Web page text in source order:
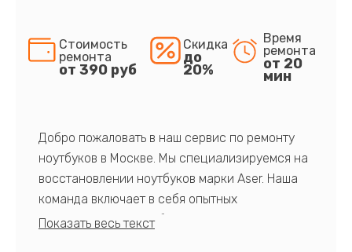
Стоимость
ремонта
от 390 руб
Скидка
до
20%
Время
ремонта
от 20
мин
Добро пожаловать в наш сервис по ремонту
ноутбуков в Москве. Мы специализируемся на
восстановлении ноутбуков марки Aser. Наша
команда включает в себя опытных
профессионалов с обширными знаниями и